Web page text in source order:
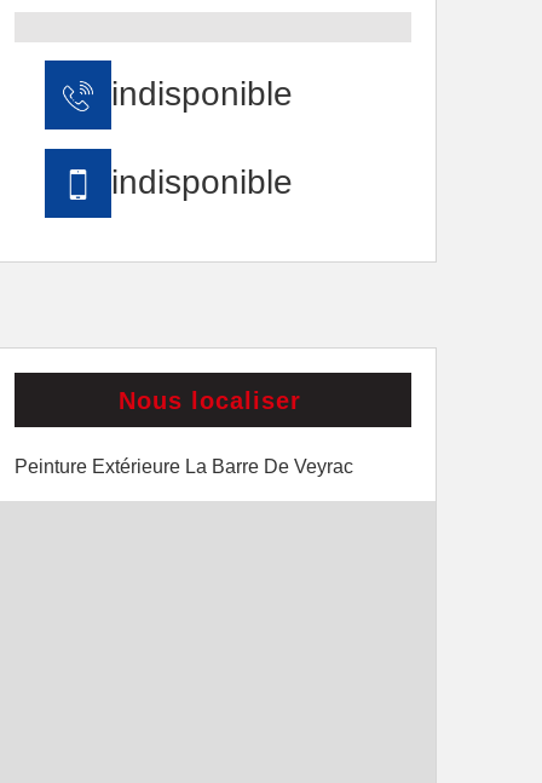
indisponible
indisponible
Nous localiser
Peinture Extérieure La Barre De Veyrac